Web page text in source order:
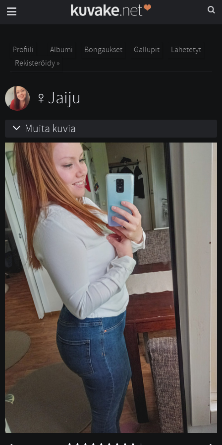
Profiili Albumi Bongaukset Gallupit
Lähetetyt
Rekisteröidy »
Jaiju
Muita kuvia